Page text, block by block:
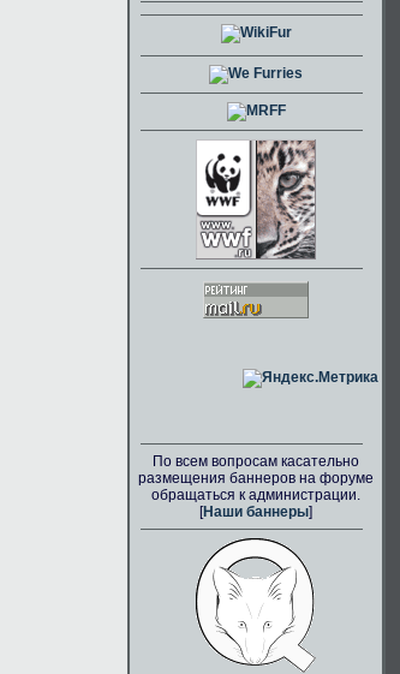
По всем вопросам касательно
размещения баннеров на форуме
обращаться к администрации.
[Наши баннеры]